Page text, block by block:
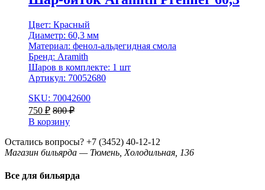
Цвет: Красный
Диаметр: 60,3 мм
Материал: фенол-альдегидная смола
Бренд: Aramith
Шаров в комплекте: 1 шт
Артикул: 70052680
SKU: 70042600
750 ₽ 800₽
В корзину
Остались вопросы? +7 (3452) 40-12-12
Магазин бильярда — Тюмень, Холодильная, 136
Все для бильярда